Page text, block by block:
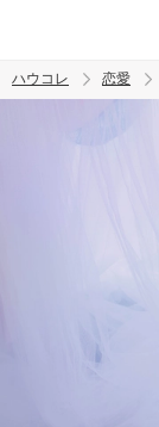
ハウコレ 恋愛